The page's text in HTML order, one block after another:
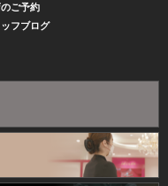
ご予約
フブログ